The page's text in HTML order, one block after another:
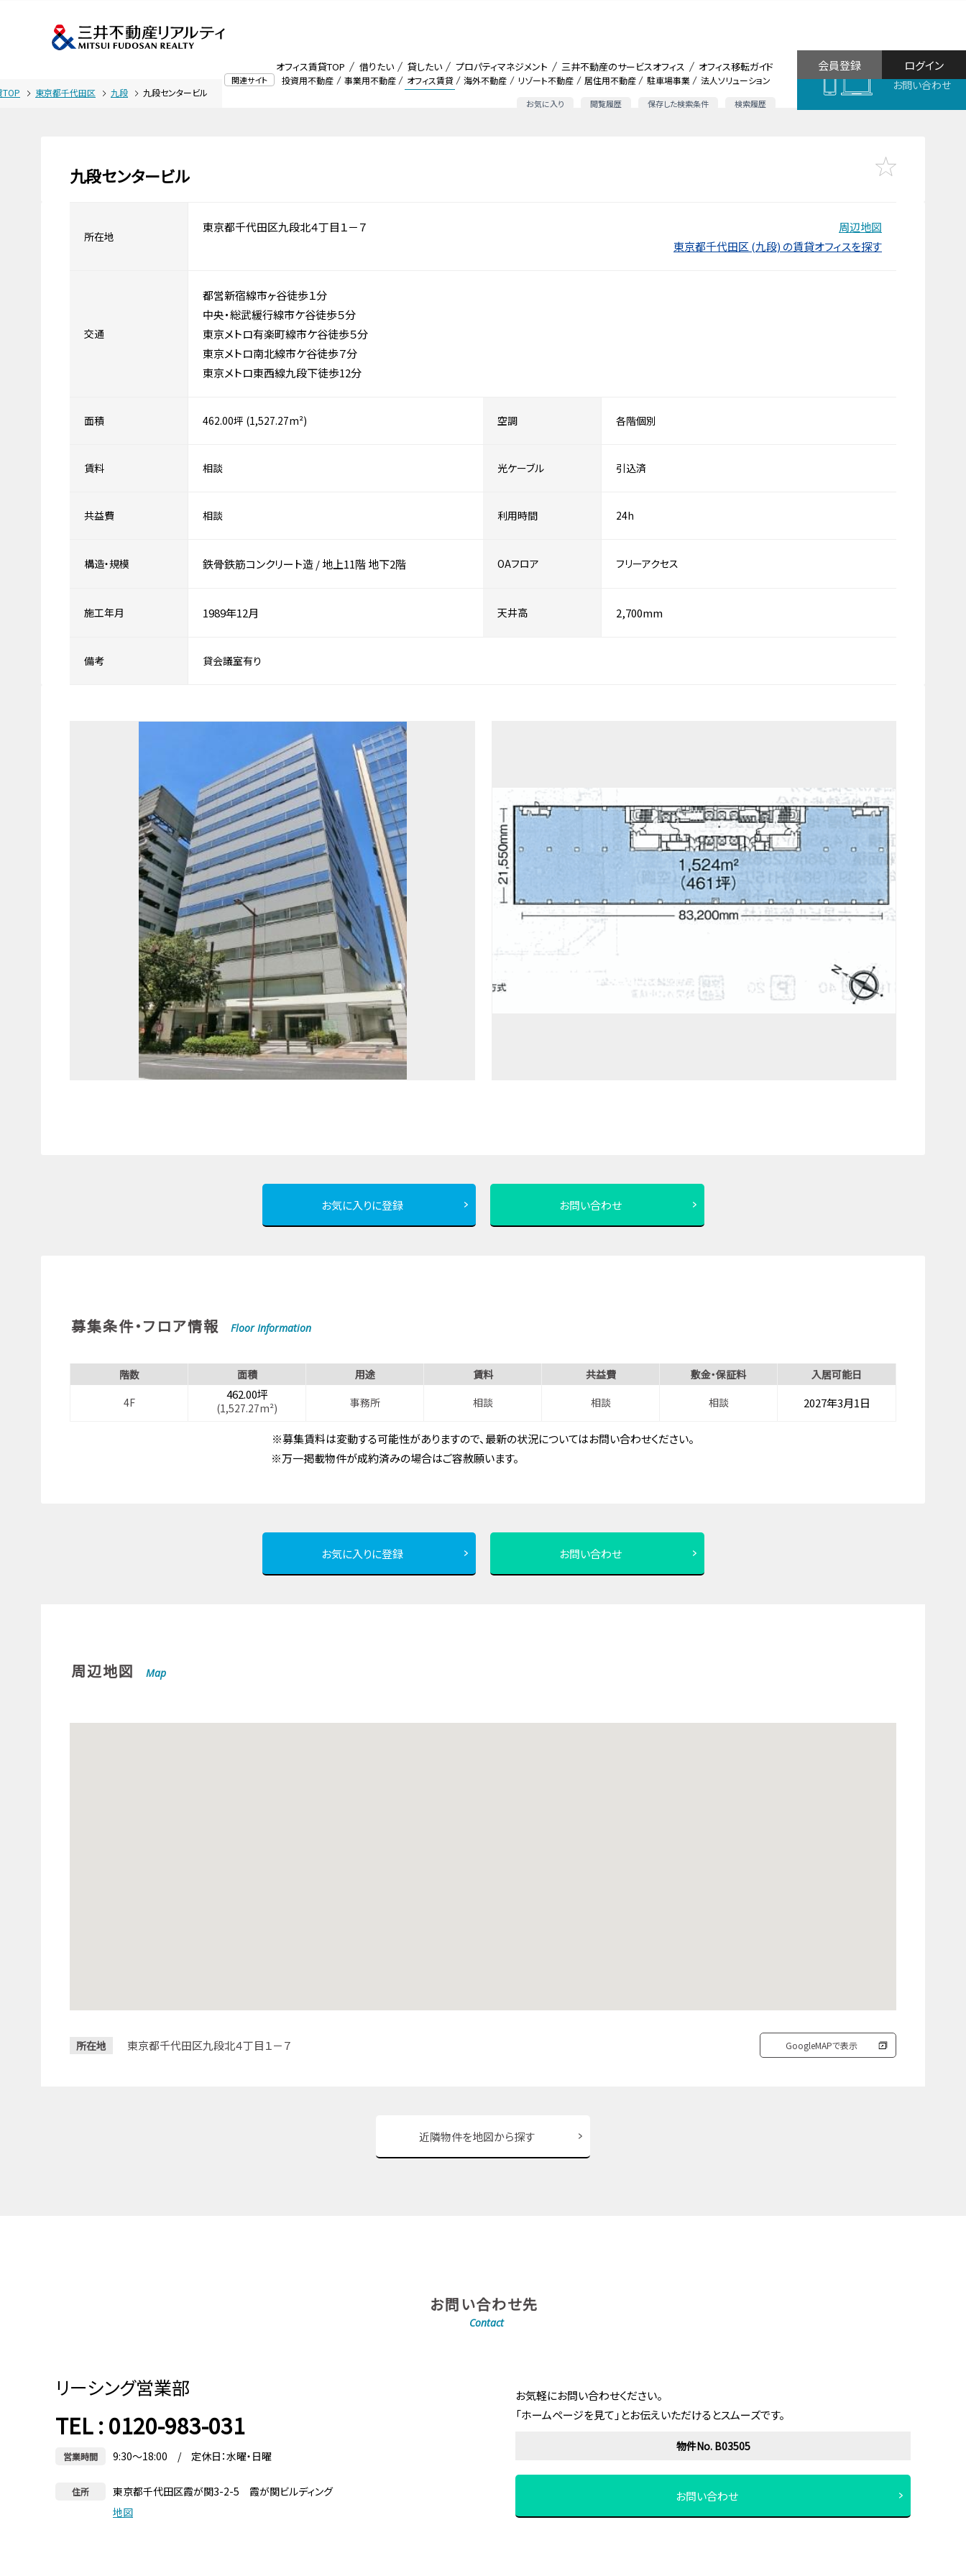
関連サイト 投資用不動産 事業用不動産 オフィス賃貸 海外不動産 リゾート不動産 居住用不動産 駐車場事業 法人ソリューション
お気に入り 閲覧履歴 保存した検索条件 検索履歴
オフィス賃貸TOP 借りたい 貸したい プロパティマネジメント 三井不動産のサービスオフィス オフィス移転ガイド
お問い合わせ
ログイン
会員登録
TOP 東京都千代田区 九段 九段センタービル
九段センタービル
所在地
東京都千代田区九段北４丁目１－７
周辺地図
東京都千代田区 (九段) の賃貸オフィスを探す
交通
都営新宿線市ヶ谷徒歩１分
中央・総武緩行線市ケ谷徒歩５分
東京メトロ有楽町線市ケ谷徒歩５分
東京メトロ南北線市ケ谷徒歩７分
東京メトロ東西線九段下徒歩12分
面積 462.00坪 (1,527.27m²) 空調 各階個別
賃料 相談 光ケーブル 引込済
共益費 相談 利用時間 24h
構造・規模 鉄骨鉄筋コンクリート造/地上11階地下2階 OAフロア フリーアクセス
施工年月 1989年12月 天井高 2,700mm
備考 貸会議室有り
お気に入りに登録 お問い合わせ
募集条件・フロア情報 Floor Information
階数 面積 用途 賃料 共益費 敷金・保証料
入居可能日
4F
462.00坪
(1,527.27m²) 事務所 相談 相談 相談 2027年3月1日
※募集賃料は変動する可能性がありますので、最新の状況についてはお問い合わせください。
※万一掲載物件が成約済みの場合はご容赦願います。
お気に入りに登録 お問い合わせ
周辺地図 Map
所在地 東京都千代田区九段北４丁目１－７ GoogleMAPで表示
近隣物件を地図から探す
お問い合わせ先
Contact
お気軽にお問い合わせください。
「ホームページを見て」とお伝えいただけるとスムーズです。
物件No. B03505
お問い合わせ
リーシング営業部
TEL : 0120-983-031
営業時間 9:30～18:00 / 定休日：水曜・日曜
住所
東京都千代田区霞が関3-2-5 霞が関ビルディング
地図